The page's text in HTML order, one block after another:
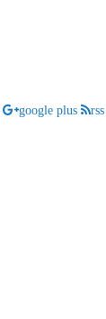
google plus rss